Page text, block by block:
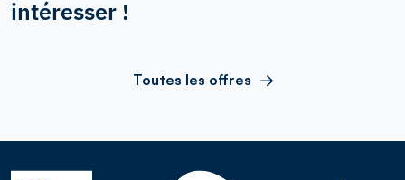
intéresser !
Toutes les offres